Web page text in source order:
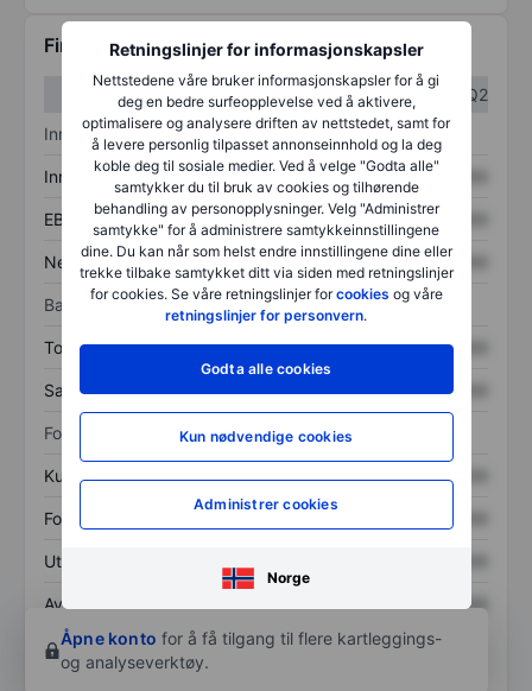
Retningslinjer for informasjonskapsler
Nettstedene våre bruker informasjonskapsler for å gi
deg en bedre surfeopplevelse ved å aktivere,
optimalisere og analysere driften av nettstedet, samt for
å levere personlig tilpasset annonseinnhold og la deg
koble deg til sosiale medier. Ved å velge "Godta alle"
samtykker du til bruk av cookies og tilhørende
behandling av personopplysninger. Velg "Administrer
samtykke" for å administrere samtykkeinnstillingene
dine. Du kan når som helst endre innstillingene dine eller
trekke tilbake samtykket ditt via siden med retningslinjer
for cookies. Se våre retningslinjer forcookies og våre
retningslinjer for personvern.
Godta alle cookies
Kun nødvendige cookies
Administrer cookies
Norge
Finansiell informasjon
Q1
Q2
Inntektsoversikt
Inntekter XXXXXXX XXXXXXX
EBITDA XXXXXXX XXXXXXX
Nettoinntekt XXXXXXX XXXXXXX
Balanse
Totale eiendeler XXXXXXX XXXXXXX
Samlet gjeld XXXXXXX XXXXXXX
Forholdstall
Kurs/salg XXXXXXX XXXXXXX
Fortjeneste per aksje
Utbytte per aksje
Avkastning på
egenkapital
XXXXXXX
Åpne konto for å få tilgang til flere kartleggings-
og analyseverktøy.